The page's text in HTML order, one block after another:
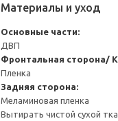
Материалы и уход
Основные части:
ДВП
Фронтальная сторона/
Пленка
Задняя сторона:
Меламиновая пленка
Вытирать чистой сухой